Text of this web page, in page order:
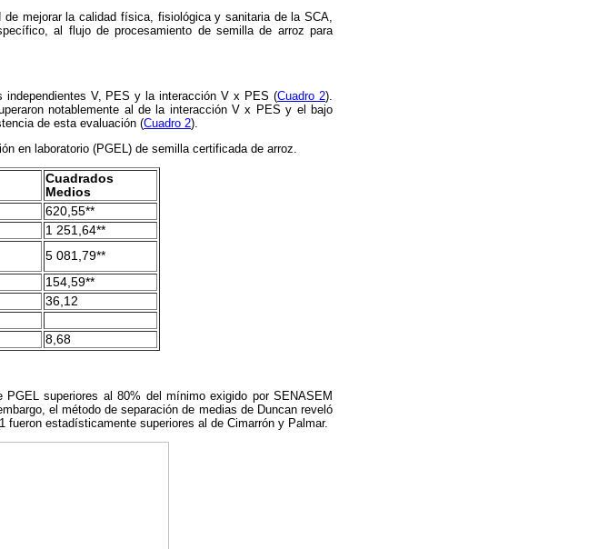
de mejorar la calidad física, fisiológica y sanitaria de la SCA,
al flujo de procesamiento de semilla de arroz para
independientes V, PES y la interacción V x PES (Cuadro 2).
notablemente al de la interacción V x PES y el bajo
de esta evaluación (Cuadro 2).
en laboratorio (PGEL) de semilla certificada de arroz.
Cuadrados
Medios
620,55**
1 251,64**
5 081,79**
154,59**
36,12
8,68
superiores al 80% del mínimo exigido por SENASEM
el método de separación de medias de Duncan reveló
estadísticamente superiores al de Cimarrón y Palmar.